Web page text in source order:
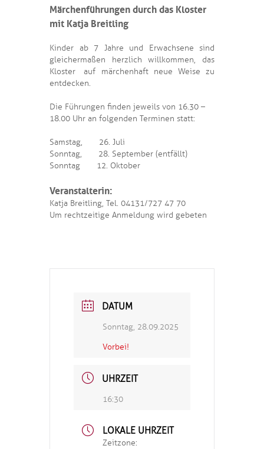
Märchenführungen durch das Kloster
mit Katja Breitling
Kinder ab 7 Jahre und Erwachsene sind
gleichermaßen herzlich willkommen, das
Kloster auf märchenhaft neue Weise zu
entdecken.
Die Führungen finden jeweils von 16.30 –
18.00 Uhr an folgenden Terminen statt:
Samstag, 26. Juli
Sonntag, 28. September (entfällt)
Sonntag 12. Oktober
Veranstalterin:
Katja Breitling, Tel. 04131/727 47 70
Um rechtzeitige Anmeldung wird gebeten
DATUM
Sonntag, 28.09.2025
Vorbei!
UHRZEIT
16:30
LOKALE UHRZEIT
Zeitzone: